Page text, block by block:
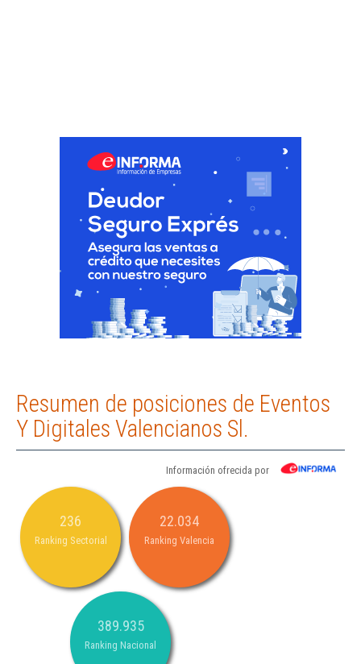
Resumen de posiciones de Eventos
Y Digitales Valencianos Sl.
Información ofrecida por
236
Ranking Sectorial
22.034
Ranking Valencia
389.935
Ranking Nacional